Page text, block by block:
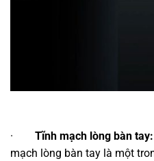
· Tĩnh mạch lòng bàn tay:
mạch lòng bàn tay là một